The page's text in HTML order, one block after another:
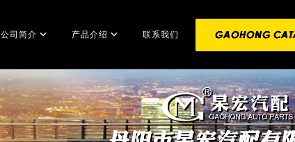
公司简介 产品介绍 联系我们